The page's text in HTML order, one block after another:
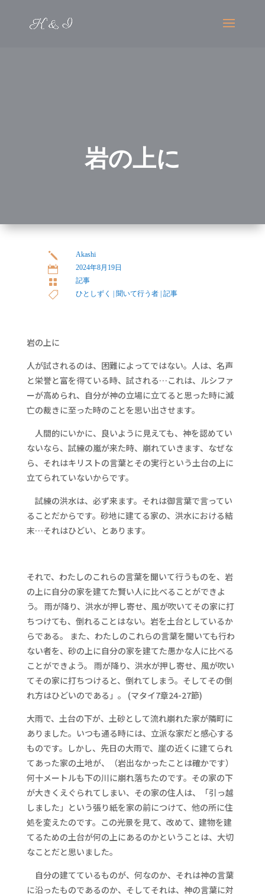
岩の上に
j Akashi
 2024年8月19日
 記事
 ひとしずく 聞いて行う者 |記事
岩の上に
人が試されるのは、困難によってではない。人は、名声
と栄誉と富を得ている時、試される…これは、ルシファ
ーが高められ、自分が神の立場に立てると思った時に滅
亡の裁きに至った時のことを思い出させます。
人間的にいかに、良いように見えても、神を認めてい
ないなら、試練の嵐が来た時、崩れていきます、なぜな
ら、それはキリストの言葉とその実行という土台の上に
立てられていないからです。
試練の洪水は、必ず来ます。それは御言葉で言ってい
ることだからです。砂地に建てる家の、洪水における結
末…それはひどい、とあります。
それで、わたしのこれらの言葉を聞いて行うものを、岩
の上に自分の家を建てた賢い人に比べることができよ
う。 雨が降り、洪水が押し寄せ、風が吹いてその家に打
ちつけても、倒れることはない。岩を土台としているか
らである。 また、わたしのこれらの言葉を聞いても行わ
ない者を、砂の上に自分の家を建てた愚かな人に比べる
ことができよう。 雨が降り、洪水が押し寄せ、風が吹い
てその家に打ちつけると、倒れてしまう。そしてその倒
れ方はひどいのである」。 (マタイ7章24-27節)
大雨で、土台の下が、土砂として流れ崩れた家が隣町に
ありました。いつも通る時には、立派な家だと感心する
ものです。しかし、先日の大雨で、崖の近くに建てられ
てあった家の土地が、（岩出なかったことは確かです）
何十メートルも下の川に崩れ落ちたのです。その家の下
が大きくえぐられてしまい、その家の住人は、「引っ越
しました」という張り紙を家の前につけて、他の所に住
処を変えたのです。この光景を見て、改めて、建物を建
てるための土台が何の上にあるのかということは、大切
なことだと思いました。
自分の建てているものが、何なのか、それは神の言葉
に沿ったものであるのか、そしてそれは、神の言葉に対